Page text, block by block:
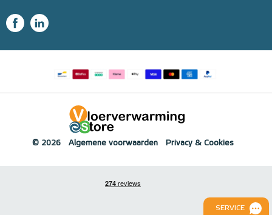
© 2026 Algemene voorwaarden Privacy & Cookies
SERVICE